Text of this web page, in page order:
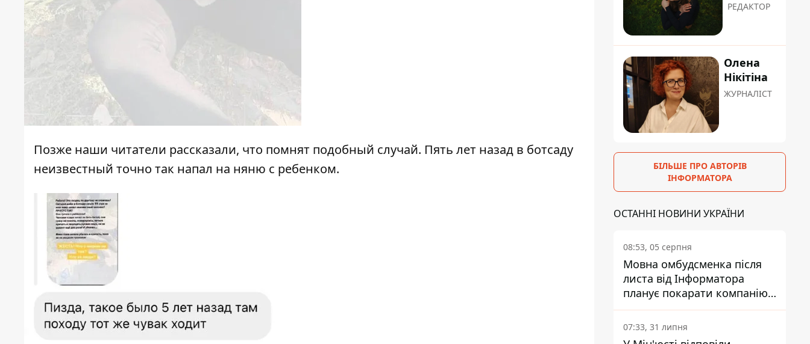
Позже наши читатели рассказали, что помнят подобный случай. Пять лет назад в ботсаду
неизвестный точно так напал на няню с ребенком.
РЕДАКТОР
Олена
Нікітіна
ЖУРНАЛІСТ
БІЛЬШЕ ПРО АВТОРІВ
ІНФОРМАТОРА
ОСТАННІ НОВИНИ УКРАЇНИ
08:53, 05 серпня
Мовна омбудсменка після
листа від Інформатора
планує покарати компанію-
підрядника ПриватБанку
07:33, 31 липня